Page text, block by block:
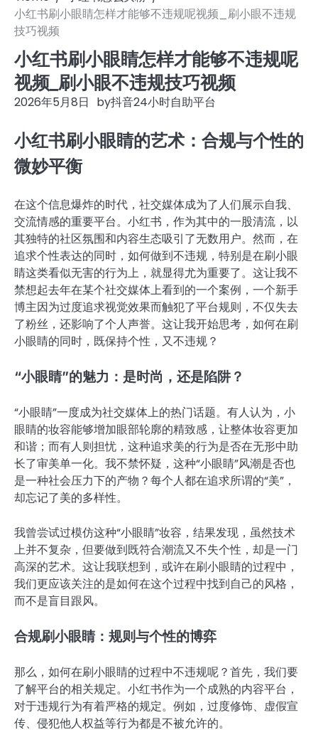
小红书刷小眼睛怎样才能够不违规呢视频_刷小眼不违规
技巧视频
小红书刷小眼睛怎样才能够不违规呢
视频_刷小眼不违规技巧视频
2026年5月8日 by抖音24小时自助平台
小红书刷小眼睛的艺术：合规与个性的
微妙平衡
在这个信息爆炸的时代，社交媒体成为了人们展示自我、
交流情感的重要平台。小红书，作为其中的一股清流，以
其独特的社区氛围和内容生态吸引了无数用户。然而，在
追求个性表达的同时，如何做到不违规，特别是在刷小眼
睛这类看似无害的行为上，就显得尤为重要了。这让我不
禁想起去年在某个社交媒体上看到的一个案例，一个新手
博主因为过度追求视觉效果而触犯了平台规则，不仅失去
了粉丝，还影响了个人声誉。这让我开始思考，如何在刷
小眼睛的同时，既保持个性，又不违规？
“小眼睛”的魅力：是时尚，还是陷阱？
“小眼睛”一度成为社交媒体上的热门话题。有人认为，小
眼睛的妆容能够增加眼部轮廓的精致感，让整体妆容更加
和谐；而有人则担忧，这种追求美的行为是否在无形中助
长了审美单一化。我不禁怀疑，这种“小眼睛”风潮是否也
是一种社会压力下的产物？每个人都在追求所谓的“美”，
却忘记了美的多样性。
我曾尝试过模仿这种“小眼睛”妆容，结果发现，虽然技术
上并不复杂，但要做到既符合潮流又不失个性，却是一门
高深的艺术。这让我联想到，或许在刷小眼睛的过程中，
我们更应该关注的是如何在这个过程中找到自己的风格，
而不是盲目跟风。
合规刷小眼睛：规则与个性的博弈
那么，如何在刷小眼睛的过程中不违规呢？首先，我们要
了解平台的相关规定。小红书作为一个成熟的内容平台，
对于违规行为有着严格的规定。例如，过度修饰、虚假宣
传、侵犯他人权益等行为都是不被允许的。